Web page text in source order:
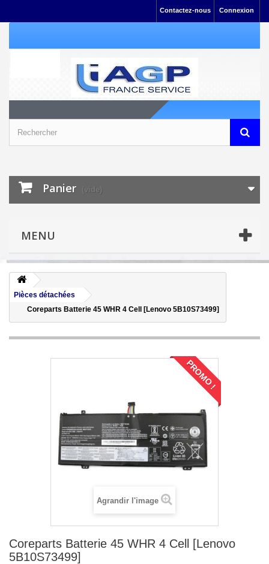
Connexion
Contactez-nous
Panier (vide)
MENU
Pièces détachées
Coreparts Batterie 45 WHR 4 Cell [Lenovo 5B10S73499]
PROMO !
Agrandir l'image
Coreparts Batterie 45 WHR 4 Cell [Lenovo
5B10S73499]